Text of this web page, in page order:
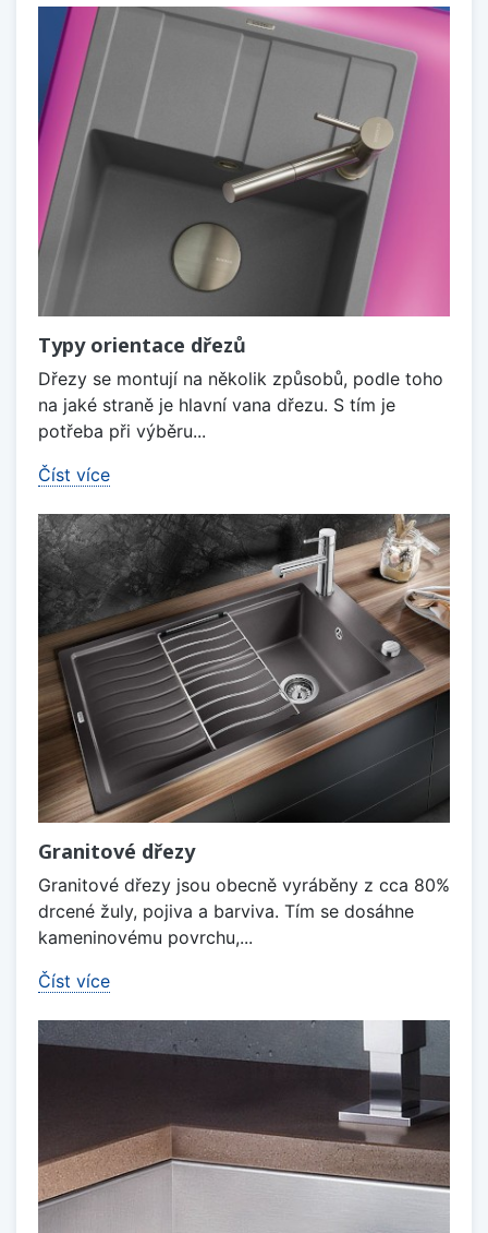
Typy orientace dřezů
Dřezy se montují na několik způsobů, podle toho
na jaké straně je hlavní vana dřezu. S tím je
potřeba při výběru...
Číst více
Granitové dřezy
Granitové dřezy jsou obecně vyráběny z cca 80%
drcené žuly, pojiva a barviva. Tím se dosáhne
kameninovému povrchu,...
Číst více